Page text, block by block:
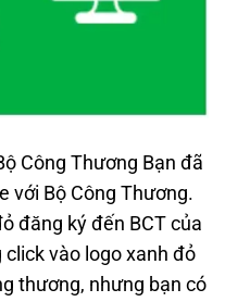
Công Thương Bạn đã
với Bộ Công Thương.
đăng ký đến BCT của
vào logo xanh đỏ
thương, nhưng bạn có